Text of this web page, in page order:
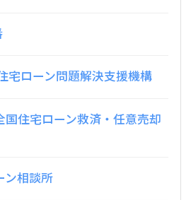
宅ローン問題解決支援機構
国住宅ローン救済・任意売却
ン相談所